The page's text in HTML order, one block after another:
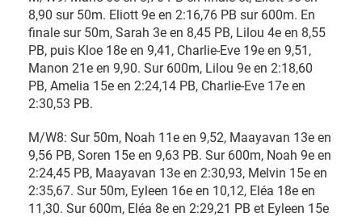
8,90 sur 50m. Eliott 9e en 2:16,76 PB sur 600m. En
finale sur 50m, Sarah 3e en 8,45 PB, Lilou 4e en 8,55
PB, puis Kloe 18e en 9,41, Charlie-Eve 19e en 9,51,
Manon 21e en 9,90. Sur 600m, Lilou 9e en 2:18,60
PB, Amelia 15e en 2:24,14 PB, Charlie-Eve 17e en
2:30,53 PB.
M/W8: Sur 50m, Noah 11e en 9,52, Maayavan 13e en
9,56 PB, Soren 15e en 9,63 PB. Sur 600m, Noah 9e en
2:24,45 PB, Maayavan 13e en 2:30,93, Melvin 15e en
2:35,67. Sur 50m, Eyleen 16e en 10,12, Eléa 18e en
11,30. Sur 600m, Eléa 8e en 2:29,21 PB et Eyleen 15e